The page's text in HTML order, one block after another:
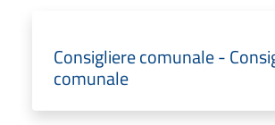
Consigliere comunale -
comunale